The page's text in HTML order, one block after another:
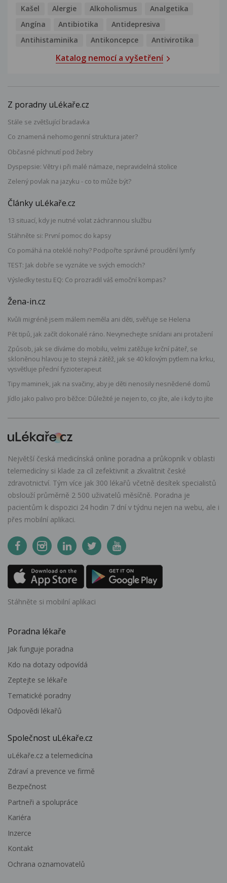
Kašel Alergie Alkoholismus
Analgetika
Angína
Antibiotika
Antidepresiva
Antihistaminika
Antikoncepce Antivirotika
Katalog nemocí a vyšetření
Z poradny uLékaře.cz
Stále se zvětšující bradavka
Co znamená nehomogenní struktura jater?
Občasné píchnutí pod žebry
Dyspepsie: Větry i při malé námaze, nepravidelná stolice
Zelený povlak na jazyku - co to může být?
Články uLékaře.cz
13 situací, kdy je nutné volat záchrannou službu
Stáhněte si: První pomoc do kapsy
Co pomáhá na oteklé nohy? Podpořte správné proudění lymfy
TEST: Jak dobře se vyznáte ve svých emocích?
Výsledky testu EQ: Co prozradil váš emoční kompas?
Žena-in.cz
Kvůli migréně jsem málem neměla ani děti, svěřuje se Helena
Pět tipů, jak začít dokonalé ráno. Nevynechejte snídani ani protažení
Způsob, jak se díváme do mobilu, velmi zatěžuje krční páteř, se
skloněnou hlavou je to stejná zátěž, jak se 40 kilovým pytlem na krku,
vysvětluje přední fyzioterapeut
Tipy maminek, jak na svačiny, aby je děti nenosily nesnědené domů
Jídlo jako palivo pro běžce: Důležité je nejen to, co jíte, ale i kdy to jíte
Největší česká medicínská online poradna a průkopník v oblasti
telemedicíny si klade za cíl zefektivnit a zkvalitnit české
zdravotnictví. Tým více jak 300 lékařů včetně desítek specialistů
obslouží průměrně 2 500 uživatelů měsíčně. Poradna je
pacientům k dispozici 24 hodin 7 dní v týdnu nejen na webu, ale i
přes mobilní aplikaci.
Stáhněte si mobilní aplikaci
Poradna lékaře
Jak funguje poradna
Kdo na dotazy odpovídá
Zeptejte se lékaře
Tematické poradny
Odpovědi lékařů
Společnost uLékaře.cz
uLékaře.cz a telemedicína
Zdraví a prevence ve firmě
Bezpečnost
Partneři a spolupráce
Kariéra
Inzerce
Kontakt
Ochrana oznamovatelů